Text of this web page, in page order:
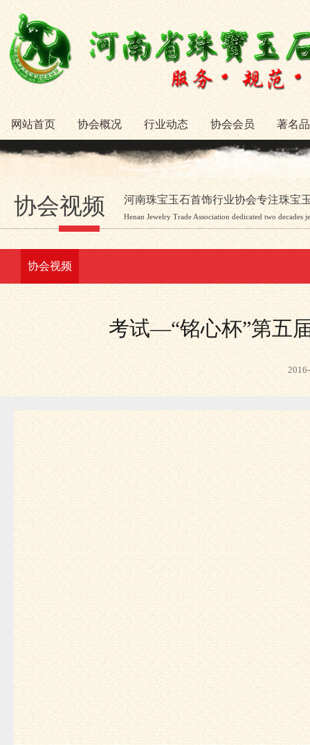
网站首页 协会概况 行业动态 协会会员 著名
协会视频 河南珠宝玉石首饰行业协会专注珠宝
Henan Jewelry Trade Association dedicated two decades
协会视频
考试—“铭心杯”第五